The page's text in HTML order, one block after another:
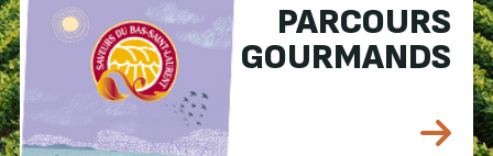
PARCOURS
GOURMANDS